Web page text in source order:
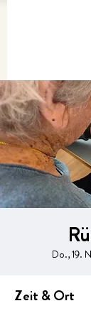
Do., 19.
Zeit & Ort